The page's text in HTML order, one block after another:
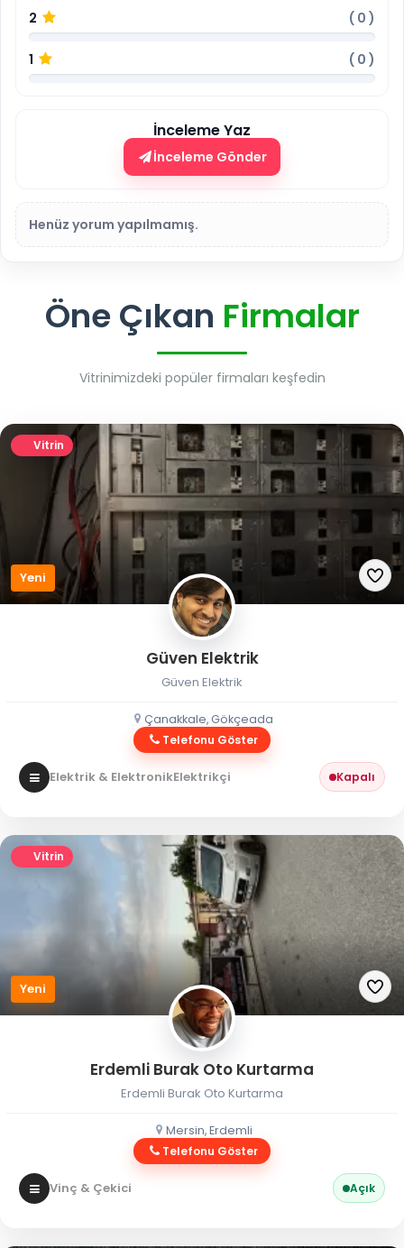
2 ( 0 )
1 ( 0 )
İnceleme Yaz
İnceleme Gönder
Henüz yorum yapılmamış.
Öne Çıkan Firmalar
Vitrinimizdeki popüler firmaları keşfedin
Vitrin
Yeni
Güven Elektrik
Güven Elektrik
Çanakkale, Gökçeada
Telefonu Göster
Elektrik & ElektronikElektrikçi Kapalı
Vitrin
Yeni
Erdemli Burak Oto Kurtarma
Erdemli Burak Oto Kurtarma
Mersin, Erdemli
Telefonu Göster
Vinç & Çekici Açık